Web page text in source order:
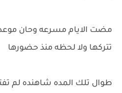
مضت الايام مسرعه وحان
تتركها ولا لحظه منذ حضورها
طوال تلك المده شاهنده لم